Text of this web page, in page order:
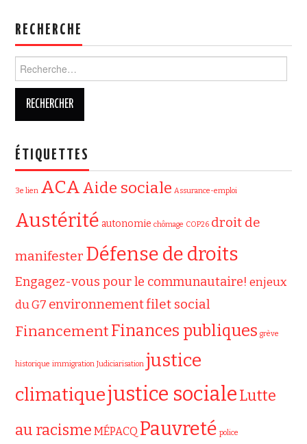
RECHERCHE
ÉTIQUETTES
3e lien ACAAide sociale Assurance-emploi
Austérité autonomie chômage COP26 droit de
manifester Défense de droits
Engagez-vous pour le communautaire! enjeux
du G7 environnementfilet social
FinancementFinances publiques grève
historique immigration Judiciarisation justice
climatiquejustice socialeLutte
au racisme MÉPACQ Pauvreté police